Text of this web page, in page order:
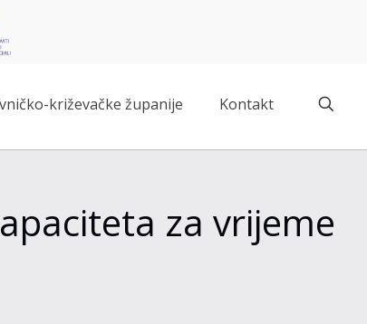
križevačke županije Kontakt
za vrijeme